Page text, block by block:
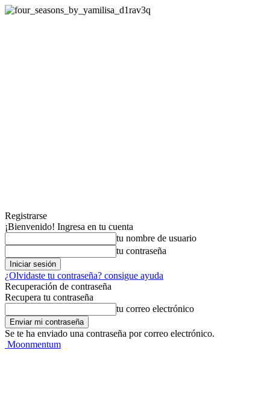
Registrarse
¡Bienvenido! Ingresa en tu cuenta
tu nombre de usuario
tu contraseña
¿Olvidaste tu contraseña? consigue ayuda
Recuperación de contraseña
Recupera tu contraseña
tu correo electrónico
Se te ha enviado una contraseña por correo electrónico.
Moonmentum